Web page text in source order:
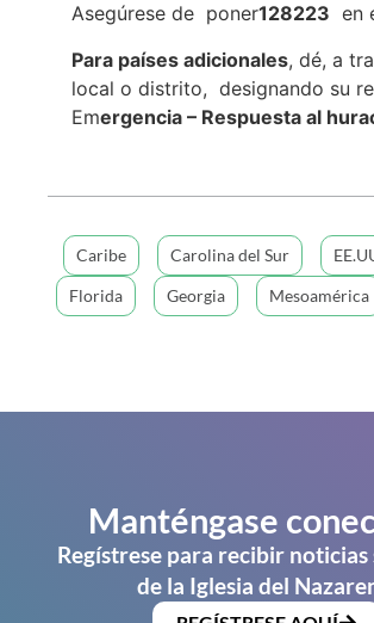
Asegúrese de poner128223 en
Para países adicionales, dé, a
local o distrito, designando su
Emergencia – Respuesta al
Caribe Carolina del Sur
Florida
Georgia Mesoamérica
Manténgase
Regístrese para recibir noticias
de la Iglesia del